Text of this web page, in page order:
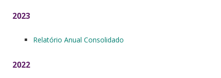
2023
Relatório Anual Consolidado
2022